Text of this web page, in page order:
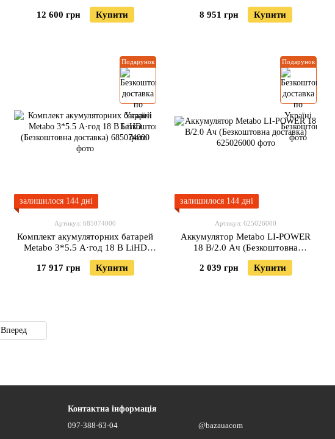
(1600A016GF)
12 600 грн
Купити
Каркас (Безкоштову доставку)
8 951 грн
Купити
Подарунок
залишилося 144 дні
Артикул: 685074000
Комплект акумуляторних батарей
Metabo 3*5.5 А·год 18 В LiHD
(Безкоштовна доставка)
17 917 грн
Купити
Подарунок
залишилося 144 дні
Артикул: 625026000
Аккумулятор Metabo LI-POWER
18 В/2.0 Ач (Безкоштовна
доставка)
2 039 грн
Купити
Вперед
Контактна інформація
097-388-63-04
@bazauacom